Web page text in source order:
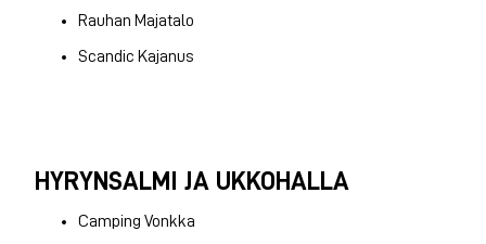
Rauhan Majatalo
Scandic Kajanus
HYRYNSALMI JA UKKOHALLA
Camping Vonkka